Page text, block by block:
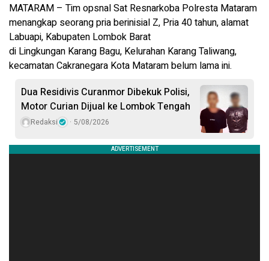
MATARAM – Tim opsnal Sat Resnarkoba Polresta Mataram
menangkap seorang pria berinisial Z, Pria 40 tahun, alamat
Labuapi, Kabupaten Lombok Barat
di Lingkungan Karang Bagu, Kelurahan Karang Taliwang,
kecamatan Cakranegara Kota Mataram belum lama ini.
Dua Residivis Curanmor Dibekuk Polisi,
Motor Curian Dijual ke Lombok Tengah
Redaksi 5/08/2026